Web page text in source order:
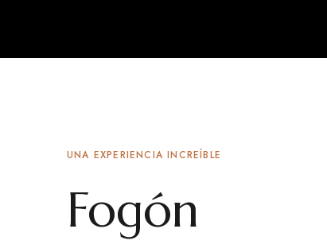
UNA EXPERIENCIA INCREÍBLE
Fogón